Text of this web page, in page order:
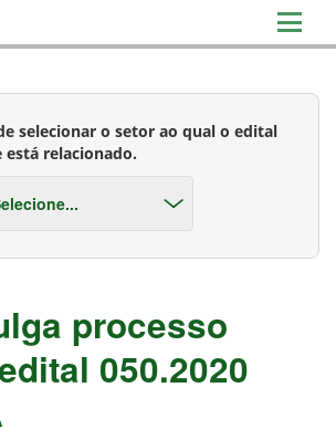
selecionar o setor ao qual o edital
está relacionado.
processo
050.2020